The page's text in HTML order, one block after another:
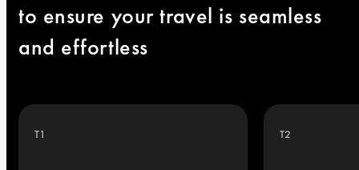
to ensure your travel is seamless
and effortless
T1 T2